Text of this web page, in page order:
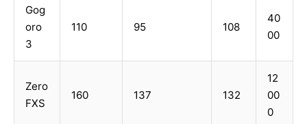
Gog
oro
3
110 95 108
40
00
Zero
FXS
160 137 132
12
00
0